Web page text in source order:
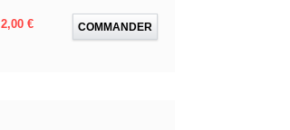
Prix
2,00 € COMMANDER